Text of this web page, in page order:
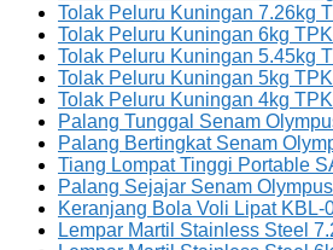
Tolak Peluru Kuningan 7.26kg
Tolak Peluru Kuningan 6kg
Tolak Peluru Kuningan 5.45kg
Tolak Peluru Kuningan 5kg
Tolak Peluru Kuningan 4kg
Palang Tunggal Senam
Palang Bertingkat Senam
Tiang Lompat Tinggi Portable
Palang Sejajar Senam
Keranjang Bola Voli Lipat KBL-
Lempar Martil Stainless Steel